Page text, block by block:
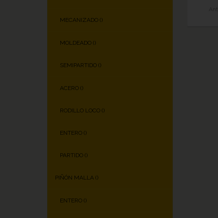
MECANIZADO ()
MOLDEADO ()
SEMIPARTIDO ()
ACERO ()
RODILLO LOCO ()
ENTERO ()
PARTIDO ()
PIÑÓN MALLA ()
ENTERO ()